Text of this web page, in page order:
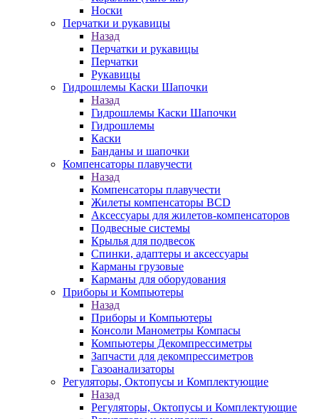
Носки
Перчатки и рукавицы
Назад
Перчатки и рукавицы
Перчатки
Рукавицы
Гидрошлемы Каски Шапочки
Назад
Гидрошлемы Каски Шапочки
Гидрошлемы
Каски
Банданы и шапочки
Компенсаторы плавучести
Назад
Компенсаторы плавучести
Жилеты компенсаторы BCD
Аксессуары для жилетов-компенсаторов
Подвесные системы
Крылья для подвесок
Спинки, адаптеры и аксессуары
Карманы грузовые
Карманы для оборудования
Приборы и Компьютеры
Назад
Приборы и Компьютеры
Консоли Манометры Компасы
Компьютеры Декомпрессиметры
Запчасти для декомпрессиметров
Газоанализаторы
Регуляторы, Октопусы и Комплектующие
Назад
Регуляторы, Октопусы и Комплектующие